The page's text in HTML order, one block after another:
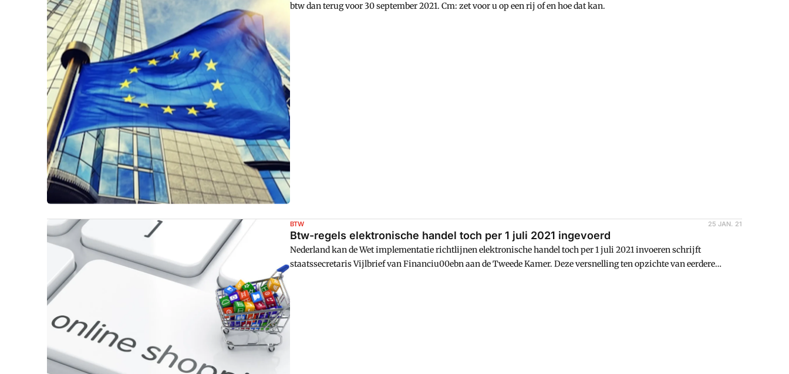
btw dan terug voor 30 september 2021. Cm: zet voor u op een rij of en hoe dat kan.
BTW 25 JAN. 21
Btw-regels elektronische handel toch per 1 juli 2021 ingevoerd
Nederland kan de Wet implementatie richtlijnen elektronische handel toch per 1 juli 2021 invoeren schrijft
staatssecretaris Vijlbrief van Financiu00ebn aan de Tweede Kamer. Deze versnelling ten opzichte van eerdere